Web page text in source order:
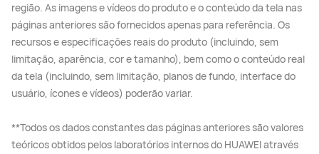
região. As imagens e vídeos do produto e o conteúdo da tela nas
páginas anteriores são fornecidos apenas para referência. Os
recursos e especificações reais do produto (incluindo, sem
limitação, aparência, cor e tamanho), bem como o conteúdo real
da tela (incluindo, sem limitação, planos de fundo, interface do
usuário, ícones e vídeos) poderão variar.
**Todos os dados constantes das páginas anteriores são valores
teóricos obtidos pelos laboratórios internos do HUAWEI através